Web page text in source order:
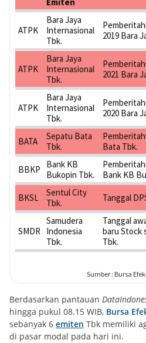
Berdasarkan pantauan
hingga pukul 08.15 WIB, Bursa
sebanyak 6 emiten Tbk memiliki
di pasar modal pada hari ini.